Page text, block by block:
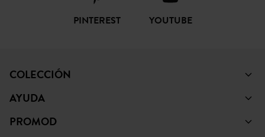
PINTEREST YOUTUBE
COLECCIÓN
AYUDA
PROMOD